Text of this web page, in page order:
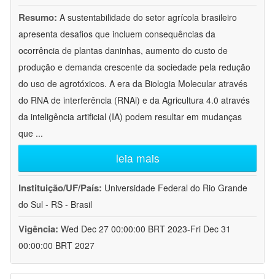
Resumo: A sustentabilidade do setor agrícola brasileiro
apresenta desafios que incluem consequências da
ocorrência de plantas daninhas, aumento do custo de
produção e demanda crescente da sociedade pela redução
do uso de agrotóxicos. A era da Biologia Molecular através
do RNA de interferência (RNAi) e da Agricultura 4.0 através
da inteligência artificial (IA) podem resultar em mudanças
que ...
leia mais
Instituição/UF/País: Universidade Federal do Rio Grande
do Sul - RS - Brasil
Vigência: Wed Dec 27 00:00:00 BRT 2023-Fri Dec 31
00:00:00 BRT 2027